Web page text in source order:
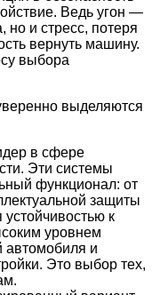
Ведь угон —
но и стресс, потеря
вернуть машину.
выбора
выделяются
в сфере
Эти системы
функционал: от
защиты
устойчивостью к
уровнем
автомобиля и
Это выбор тех,